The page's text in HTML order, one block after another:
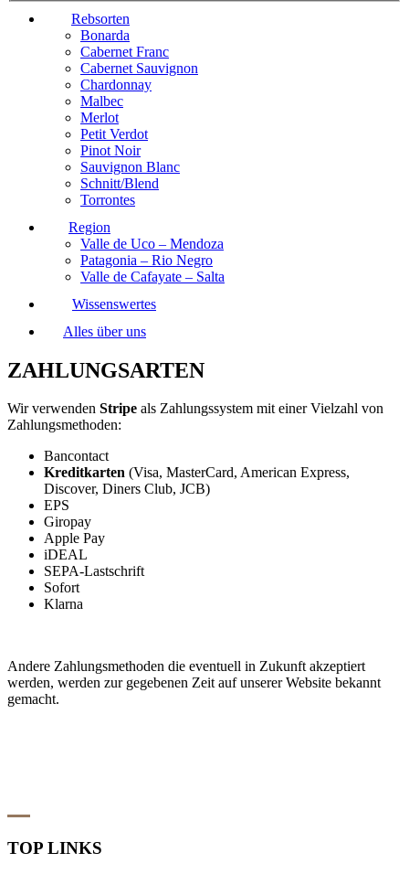
Rebsorten
Bonarda
Cabernet Franc
Cabernet Sauvignon
Chardonnay
Malbec
Merlot
Petit Verdot
Pinot Noir
Sauvignon Blanc
Schnitt/Blend
Torrontes
Region
Valle de Uco – Mendoza
Patagonia – Rio Negro
Valle de Cafayate – Salta
Wissenswertes
Alles über uns
ZAHLUNGSARTEN
Wir verwenden Stripe als Zahlungssystem mit einer Vielzahl von
Zahlungsmethoden:
Bancontact
Kreditkarten (Visa, MasterCard, American Express,
Discover, Diners Club, JCB)
EPS
Giropay
Apple Pay
iDEAL
SEPA-Lastschrift
Sofort
Klarna
Andere Zahlungsmethoden die eventuell in Zukunft akzeptiert
werden, werden zur gegebenen Zeit auf unserer Website bekannt
gemacht.
TOP LINKS